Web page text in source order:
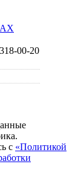
00-20
с «Политикой